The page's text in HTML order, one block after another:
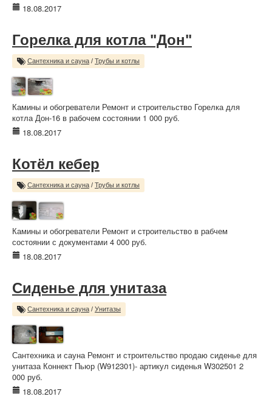
18.08.2017
Горелка для котла "Дон"
Сантехника и сауна / Трубы и котлы
Камины и обогреватели Ремонт и строительство Горелка для
котла Дон-16 в рабочем состоянии 1 000 руб.
18.08.2017
Котёл кебер
Сантехника и сауна / Трубы и котлы
Камины и обогреватели Ремонт и строительство в рабчем
состоянии с документами 4 000 руб.
18.08.2017
Сиденье для унитаза
Сантехника и сауна / Унитазы
Сантехника и сауна Ремонт и строительство продаю сиденье для
унитаза Коннект Пьюр (W912301)- артикул сиденья W302501 2
000 руб.
18.08.2017